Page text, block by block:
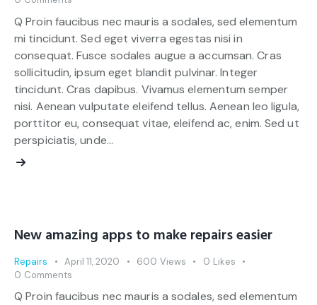
Q Proin faucibus nec mauris a sodales, sed elementum
mi tincidunt. Sed eget viverra egestas nisi in
consequat. Fusce sodales augue a accumsan. Cras
sollicitudin, ipsum eget blandit pulvinar. Integer
tincidunt. Cras dapibus. Vivamus elementum semper
nisi. Aenean vulputate eleifend tellus. Aenean leo ligula,
porttitor eu, consequat vitae, eleifend ac, enim. Sed ut
perspiciatis, unde…
New amazing apps to make repairs easier
Repairs April 11, 2020 600 Views 0 Likes
0 Comments
Q Proin faucibus nec mauris a sodales, sed elementum